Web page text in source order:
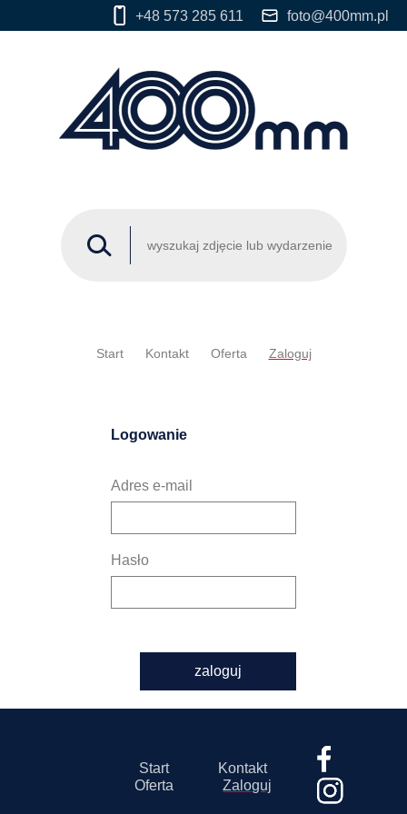
+48 573 285 611 foto@400mm.pl
Start Kontakt Oferta Zaloguj
Logowanie
Adres e-mail
Hasło
zaloguj
Start
Kontakt
Oferta
Zaloguj